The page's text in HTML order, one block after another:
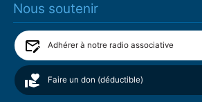
Nous soutenir
Adhérer à notre radio associative
Faire un don (déductible)